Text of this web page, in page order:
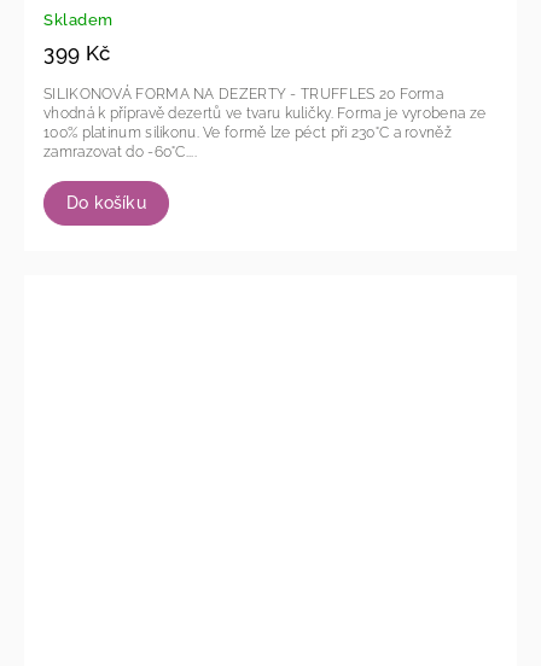
Skladem
399 Kč
Do košíku
SILIKONOVÁ FORMA NA DEZERTY - TRUFFLES 20 Forma
vhodná k přípravě dezertů ve tvaru kuličky. Forma je vyrobena ze
100% platinum silikonu. Ve formě lze péct při 230°C a rovněž
zamrazovat do -60°C....